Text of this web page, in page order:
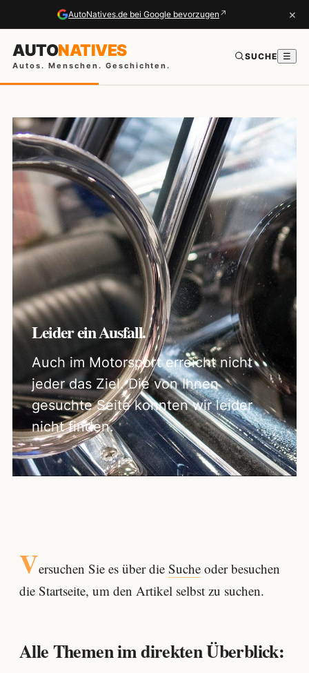
AutoNatives.de bei Google bevorzugen ↗ ×
AUTONATIVES
Autos. Menschen. Geschichten.
SUCHE ☰
Leider ein Ausfall.
Auch im Motorsport erreicht nicht
jeder das Ziel. Die von Ihnen
gesuchte Seite konnten wir leider
nicht finden.
Versuchen Sie es über die Sucheoder besuchen
die Startseite, um den Artikel selbst zu suchen.
Alle Themen im direkten Überblick: